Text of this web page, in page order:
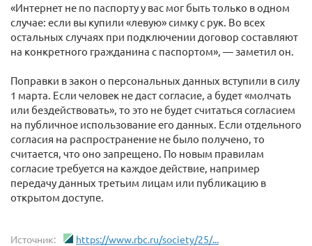
«Интернет не по паспорту у вас мог быть только в одном
случае: если вы купили «левую» симку с рук. Во всех
остальных случаях при подключении договор составляют
на конкретного гражданина с паспортом», — заметил он.
Поправки в закон о персональных данных вступили в силу
1 марта. Если человек не даст согласие, а будет «молчать
или бездействовать», то это не будет считаться согласием
на публичное использование его данных. Если отдельного
согласия на распространение не было получено, то
считается, что оно запрещено. По новым правилам
согласие требуется на каждое действие, например
передачу данных третьим лицам или публикацию в
открытом доступе.
Источник: https://www.rbc.ru/society/25/...